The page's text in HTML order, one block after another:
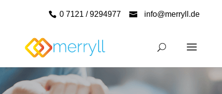
0 7121 / 9294977 info@merryll.de